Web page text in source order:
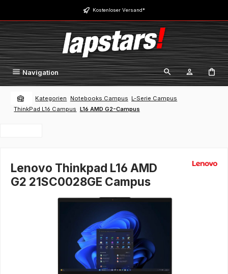
Zum Hauptinhalt springen Kostenloser Versand*
Navigation
Kategorien Notebooks Campus L-Serie Campus
ThinkPad L16 Campus L16 AMD G2-Campus
Lenovo Thinkpad L16 AMD
G2 21SC0028GE Campus
Bildergalerie überspringen